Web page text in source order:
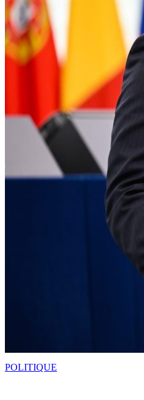
POLITIQUE